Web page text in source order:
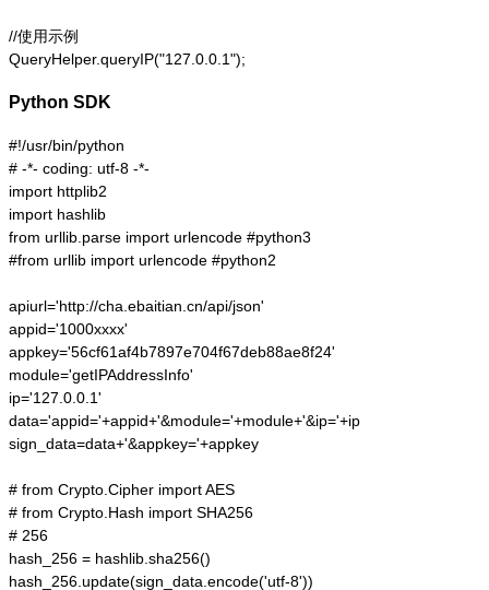
//使用示例
QueryHelper.queryIP("127.0.0.1");
Python SDK
#!/usr/bin/python
# -*- coding: utf-8 -*-
import httplib2
import hashlib
from urllib.parse import urlencode #python3
#from urllib import urlencode #python2
apiurl='http://cha.ebaitian.cn/api/json'
appid='1000xxxx'
appkey='56cf61af4b7897e704f67deb88ae8f24'
module='getIPAddressInfo'
ip='127.0.0.1'
data='appid='+appid+'&module='+module+'&ip='+ip
sign_data=data+'&appkey='+appkey
# from Crypto.Cipher import AES
# from Crypto.Hash import SHA256
# 256
hash_256 = hashlib.sha256()
hash_256.update(sign_data.encode('utf-8'))